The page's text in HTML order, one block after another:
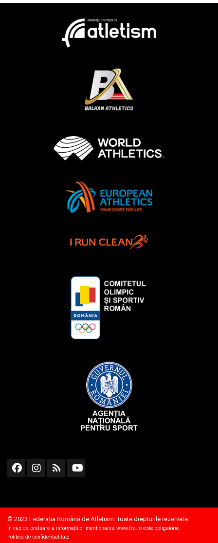
© 2023 Federația Română de Atletism. Toate drepturile rezervate.
În caz de preluare a informațiilor menționarea www.fra.ro este obligatorie.
Politica de confidențialitate